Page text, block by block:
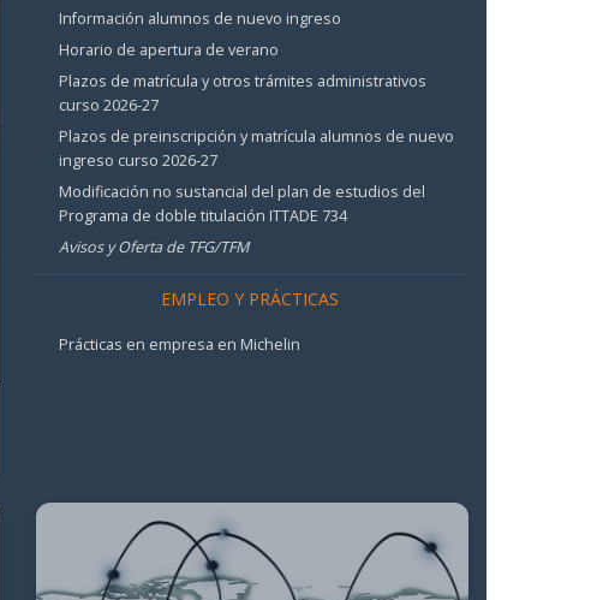
Información alumnos de nuevo ingreso
Horario de apertura de verano
Plazos de matrícula y otros trámites administrativos
curso 2026-27
Plazos de preinscripción y matrícula alumnos de nuevo
ingreso curso 2026-27
Modificación no sustancial del plan de estudios del
Programa de doble titulación ITTADE 734
Avisos y Oferta de TFG/TFM
EMPLEO Y PRÁCTICAS
Prácticas en empresa en Michelin